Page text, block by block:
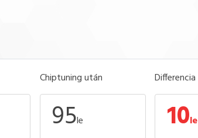
Chiptuning után Differencia
95le 10le